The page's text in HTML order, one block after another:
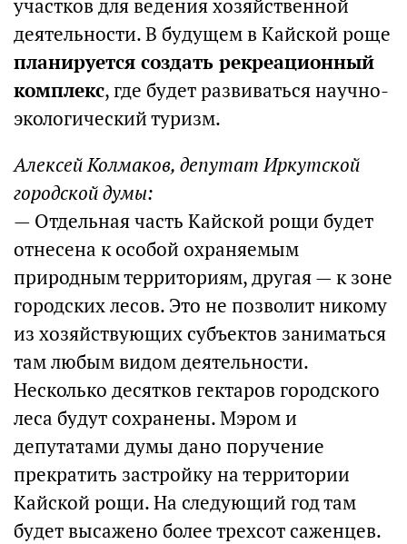
участков для ведения хозяйственной
деятельности. В будущем в Кайской роще
планируется создать рекреационный
комплекс, где будет развиваться научно-
экологический туризм.
Алексей Колмаков, депутат Иркутской
городской думы:
— Отдельная часть Кайской рощи будет
отнесена к особой охраняемым
природным территориям, другая — к зоне
городских лесов. Это не позволит никому
из хозяйствующих субъектов заниматься
там любым видом деятельности.
Несколько десятков гектаров городского
леса будут сохранены. Мэром и
депутатами думы дано поручение
прекратить застройку на территории
Кайской рощи. На следующий год там
будет высажено более трехсот саженцев.